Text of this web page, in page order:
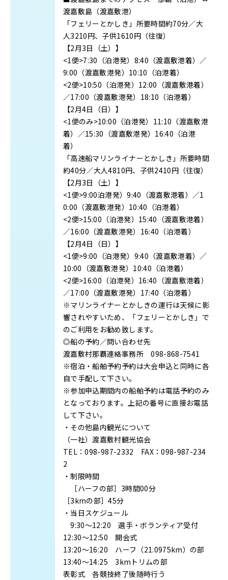
渡嘉敷島（渡嘉敷港）
「フェリーとかしき」所要時間約70分／大
人3210円、子供1610円（往復）
【2月3日（土）】
<1便>7:30（泊港発）8:40（渡嘉敷港着）／
9:00（渡嘉敷港発）10:10（泊港着）
<2便>10:50（泊港発）12:00（渡嘉敷港着）
／17:00（渡嘉敷港発）18:10（泊港着）
【2月4日（日）】
<1便のみ>10:00（泊港発）11:10（渡嘉敷港
着）／15:30（渡嘉敷港発）16:40（泊港
着）
「高速船マリンライナーとかしき」所要時間
約40分／大人4810円、子供2410円（往復）
【2月3日（土）】
<1便>9:00泊港発）9:40（渡嘉敷港着）／1
0:00（渡嘉敷港発）10:40（泊港着）
<2便>15:00（泊港発）15:40（渡嘉敷港着）
／16:00（渡嘉敷港発）16:40（泊港着）
【2月4日（日）】
<1便>9:00（泊港発）9:40（渡嘉敷港着）／
10:00（渡嘉敷港発）10:40（泊港着）
<2便>16:00（泊港発）16:40（渡嘉敷港着）
／17:00（渡嘉敷港発）17:40（泊港着）
※マリンライナーとかしきの運行は天候に影
響されやすいため、「フェリーとかしき」で
のご利用をお勧め致します。
◎船の予約／問い合わせ先
渡嘉敷村那覇連絡事務所 098-868-7541
※宿泊・船舶予約予約は大会申込と同時に各
自で手配して下さい。
※参加申込期間内の船舶予約は電話予約のみ
となっております。上記の番号に直接お電話
して下さい。
・その他島内観光について
（一社）渡嘉敷村観光協会
TEL：098-987-2332 FAX：098-987-234
2
・制限時間
［ハーフの部］3時間00分
［3kmの部］45分
・当日スケジュール
9:30～12:20 選手・ボランティア受付
12:30～12:50 開会式
13:20～16:20 ハーフ（21.0975km）の部
13:40～14:25 3kmトリムの部
表彰式 各競技終了後随時行う